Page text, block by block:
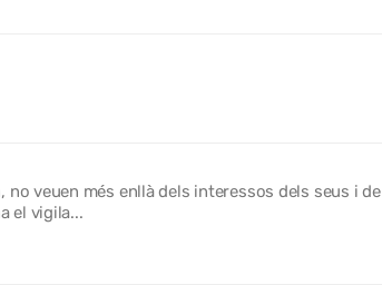
veuen més enllà dels interessos dels seus i de
el vigila...